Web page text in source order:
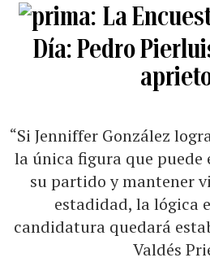
La
Día: Pedro
“Si Jenniffer González
la única figura que
su partido y mantener
estadidad, la lógica
candidatura quedará
Valdés